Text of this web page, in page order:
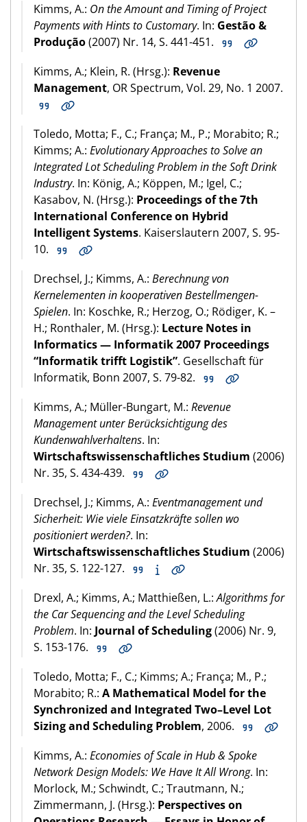
Kimms, A.: On the Amount and Timing of Project
Payments with Hints to Customary. In: Gestão &
Produção(2007) Nr. 14, S. 441-451.
Kimms, A.; Klein, R. (Hrsg.): Revenue
Management, OR Spectrum, Vol. 29, No. 1 2007.
Toledo, Motta; F., C.; França; M., P.; Morabito; R.;
Kimms; A.: Evolutionary Approaches to Solve an
Integrated Lot Scheduling Problem in the Soft Drink
Industry. In: König, A.; Köppen, M.; Igel, C.;
Kasabov, N. (Hrsg.): Proceedings of the 7th
International Conference on Hybrid
Intelligent Systems. Kaiserslautern 2007, S. 95-
10.
Drechsel, J.; Kimms, A.: Berechnung von
Kernelementen in kooperativen Bestellmengen-
Spielen. In: Koschke, R.; Herzog, O.; Rödiger, K. –
H.; Ronthaler, M. (Hrsg.): Lecture Notes in
Informatics — Informatik 2007 Proceedings
“Informatik trifft Logistik”. Gesellschaft für
Informatik, Bonn 2007, S. 79-82.
Kimms, A.; Müller-Bungart, M.: Revenue
Management unter Berücksichtigung des
Kundenwahlverhaltens. In:
Wirtschaftswissenschaftliches Studium (2006)
Nr. 35, S. 434-439.
Drechsel, J.; Kimms, A.: Eventmanagement und
Sicherheit: Wie viele Einsatzkräfte sollen wo
positioniert werden?. In:
Wirtschaftswissenschaftliches Studium (2006)
Nr. 35, S. 122-127.
Drexl, A.; Kimms, A.; Matthießen, L.:Algorithms for
the Car Sequencing and the Level Scheduling
Problem. In: Journal of Scheduling(2006) Nr. 9,
S. 153-176.
Toledo, Motta; F., C.; Kimms; A.; França; M., P.;
Morabito; R.: A Mathematical Model for the
Synchronized and Integrated Two–Level Lot
Sizing and Scheduling Problem, 2006.
Kimms, A.: Economies of Scale in Hub & Spoke
Network Design Models: We Have It All Wrong. In:
Morlock, M.; Schwindt, C.; Trautmann, N.;
Zimmermann, J. (Hrsg.): Perspectives on